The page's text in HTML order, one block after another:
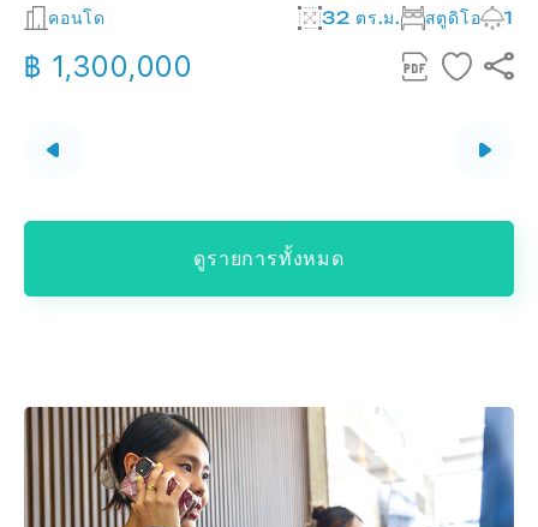
คอนโด 32 ตร.ม. สตูดิโอ 1
฿ 1,300,000
ดูรายการทั้งหมด